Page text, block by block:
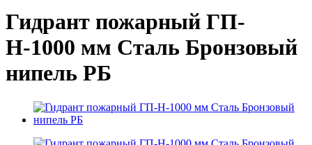
Гидрант пожарный ГП-
Н-1000 мм Сталь Бронзовый
нипель РБ